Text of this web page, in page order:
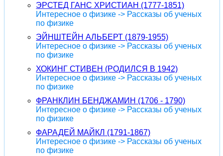
ЭРСТЕД ГАНС ХРИСТИАН (1777-1851)
Интересное о физике -> Рассказы об ученых
по физике
ЭЙНШТЕЙН АЛЬБЕРТ (1879-1955)
Интересное о физике -> Рассказы об ученых
по физике
ХОКИНГ СТИВЕН (РОДИЛСЯ В 1942)
Интересное о физике -> Рассказы об ученых
по физике
ФРАНКЛИН БЕНДЖАМИН (1706 - 1790)
Интересное о физике -> Рассказы об ученых
по физике
ФАРАДЕЙ МАЙКЛ (1791-1867)
Интересное о физике -> Рассказы об ученых
по физике